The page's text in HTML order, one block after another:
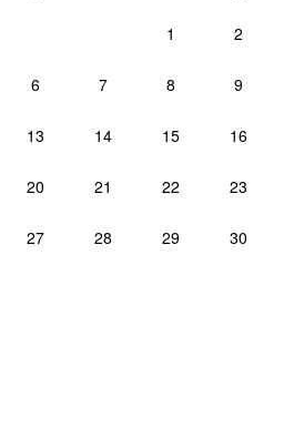
1 2
6 7 8 9
13 14 15 16
20 21 22 23
27 28 29 30